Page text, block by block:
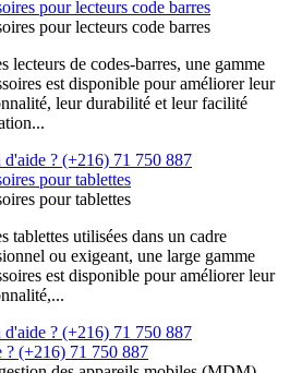
pour lecteurs code barres
pour lecteurs code barres
lecteurs de codes-barres, une gamme
est disponible pour améliorer leur
leur durabilité et leur facilité
d'aide ? (+216) 71 750 887
pour tablettes
pour tablettes
tablettes utilisées dans un cadre
ou exigeant, une large gamme
est disponible pour améliorer leur
d'aide ? (+216) 71 750 887
? (+216) 71 750 887